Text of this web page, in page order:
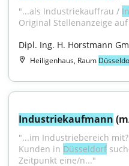
"...als Industriekauffrau /
Original Stellenanzeige
Dipl. Ing. H. Horstmann
Heiligenhaus, Raum
Industriekaufmann
"...im Industriebereich
Kunden in Düsseldorf
Zeitpunkt eine/n..."